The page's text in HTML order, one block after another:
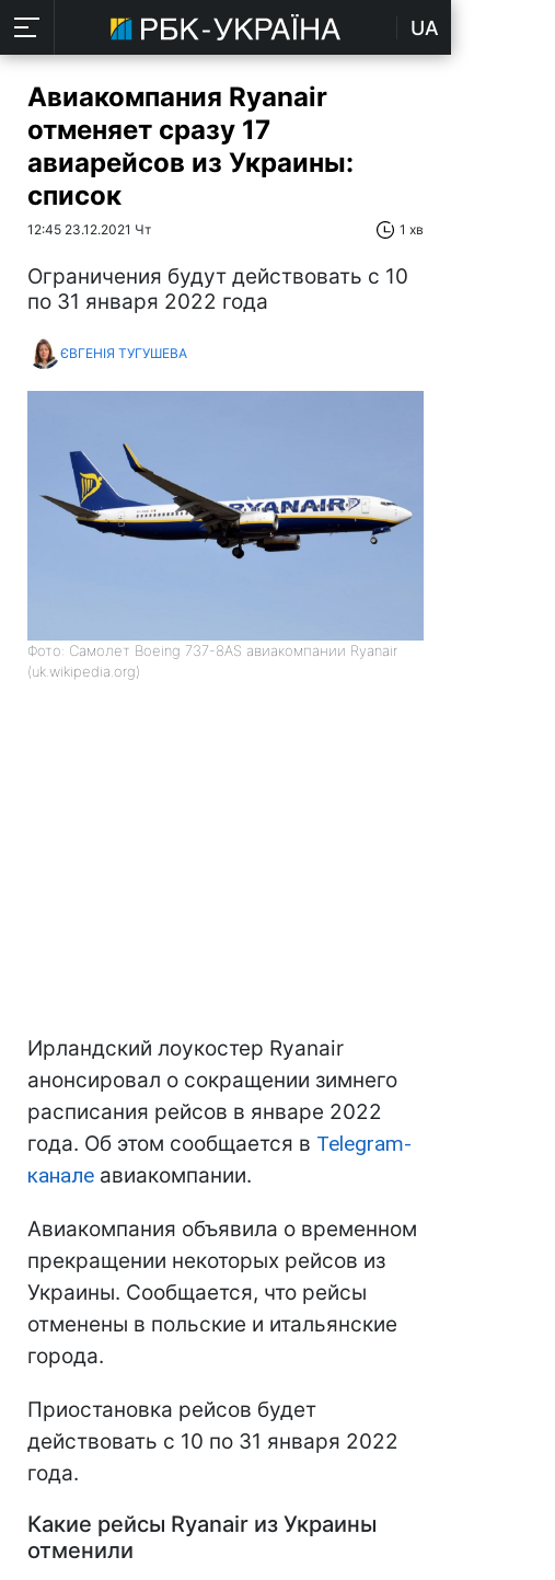
UA
Авиакомпания Ryanair
отменяет сразу 17
авиарейсов из Украины:
список
12:45 23.12.2021 Чт 1 хв
Ограничения будут действовать с 10
по 31 января 2022 года
ЄВГЕНІЯ ТУГУШЕВА
Фото: Самолет Boeing 737-8AS авиакомпании Ryanair
(uk.wikipedia.org)
Ирландский лоукостер Ryanair
анонсировал о сокращении зимнего
расписания рейсов в январе 2022
года. Об этом сообщается в Telegram-
канале авиакомпании.
Авиакомпания объявила о временном
прекращении некоторых рейсов из
Украины. Сообщается, что рейсы
отменены в польские и итальянские
города.
Приостановка рейсов будет
действовать с 10 по 31 января 2022
года.
Какие рейсы Ryanair из Украины
отменили